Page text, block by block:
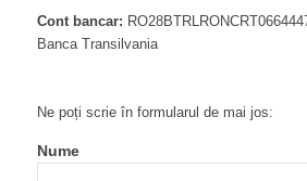
Cont bancar:
Banca Transilvania
Ne poți scrie în formularul de mai jos:
Nume